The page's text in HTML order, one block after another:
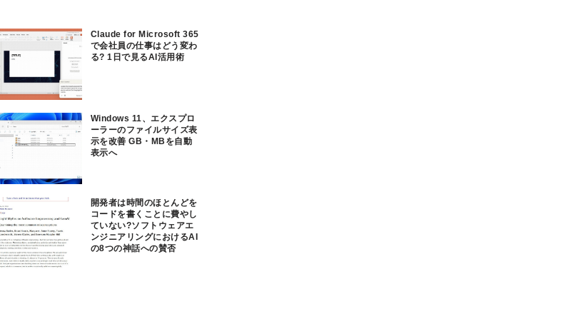
Claude for Microsoft 365
で会社員の仕事はどう変わ
る? 1日で見るAI活用術
Windows 11、エクスプロ
ーラーのファイルサイズ表
示を改善 GB・MBを自動
表示へ
開発者は時間のほとんどを
コードを書くことに費やし
ていない?ソフトウェアエ
ンジニアリングにおけるAI
の8つの神話への賛否